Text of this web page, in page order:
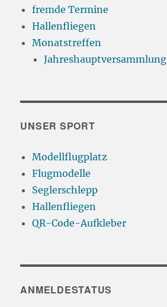
fremde Termine
Hallenfliegen
Monatstreffen
Jahreshauptversammlung
UNSER SPORT
Modellflugplatz
Flugmodelle
Seglerschlepp
Hallenfliegen
QR-Code-Aufkleber
ANMELDESTATUS